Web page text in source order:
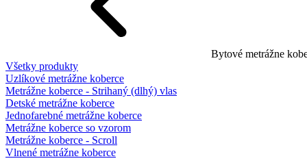
Bytové metrážne
Všetky produkty
Uzlíkové metrážne koberce
Metrážne koberce - Strihaný (dlhý) vlas
Detské metrážne koberce
Jednofarebné metrážne koberce
Metrážne koberce so vzorom
Metrážne koberce - Scroll
Vlnené metrážne koberce